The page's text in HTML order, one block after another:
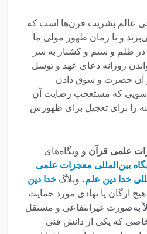
عالم بشریت قرن‌ها است که
و تا زمان ظهور مولی ما
ظلم و ستم و کشتار به سر
روزانه دعای عهد و توسل
آن حضرت و سوق دادن
سویی که مستعجب رضایت آن
را برای تعجیل برای ظهورش
علمی قرآن و وبگاه‌های
بین‌المللی معجزات علمی
خدا دین علم، وبلاگ خدا دین
هیچ ارگان یا نهادی مورد حمایت
به‌صورت غیرانتفاعی و مستقل
که یکی از دانش فنی